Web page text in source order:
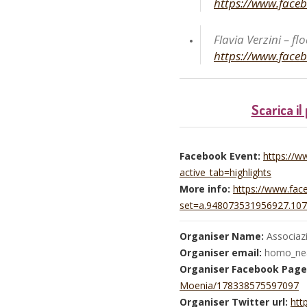
Flavia Verzini –
https://
Scarica
Facebook Event: https://
active_tab=highlights
More info: https://
Organiser Name:
Organiser email:
Organiser Facebook
Moenia/178338575597097
Organiser Twitter url: